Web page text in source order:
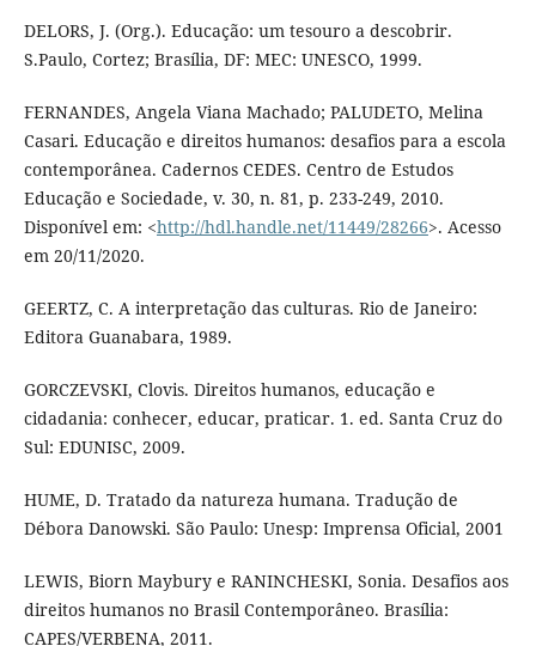
DELORS, J. (Org.). Educação: um tesouro a descobrir.
S.Paulo, Cortez; Brasília, DF: MEC: UNESCO, 1999.
FERNANDES, Angela Viana Machado; PALUDETO, Melina
Casari. Educação e direitos humanos: desafios para a escola
contemporânea. Cadernos CEDES. Centro de Estudos
Educação e Sociedade, v. 30, n. 81, p. 233-249, 2010.
Disponível em: <http://hdl.handle.net/11449/28266>. Acesso
em 20/11/2020.
GEERTZ, C. A interpretação das culturas. Rio de Janeiro:
Editora Guanabara, 1989.
GORCZEVSKI, Clovis. Direitos humanos, educação e
cidadania: conhecer, educar, praticar. 1. ed. Santa Cruz do
Sul: EDUNISC, 2009.
HUME, D. Tratado da natureza humana. Tradução de
Débora Danowski. São Paulo: Unesp: Imprensa Oficial, 2001
LEWIS, Biorn Maybury e RANINCHESKI, Sonia. Desafios aos
direitos humanos no Brasil Contemporâneo. Brasília:
CAPES/VERBENA, 2011.